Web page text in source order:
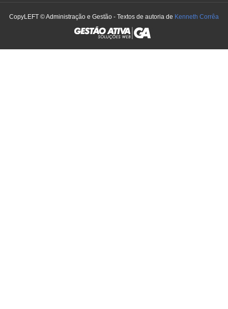
CopyLEFT © Administração e Gestão - Textos de autoria de Kenneth Corrêa